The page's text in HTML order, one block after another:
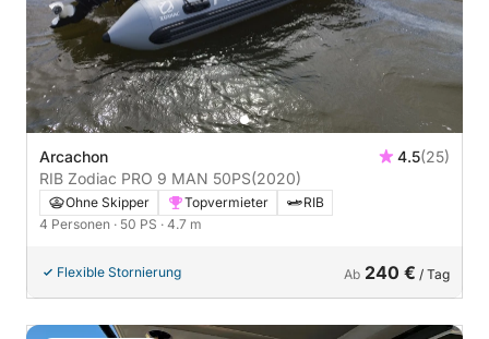
Arcachon 4.5(25)
RIB Zodiac PRO 9 MAN 50PS(2020)
Ohne Skipper Topvermieter
RIB
4 Personen · 50 PS · 4.7 m
Flexible Stornierung Ab 240 € / Tag